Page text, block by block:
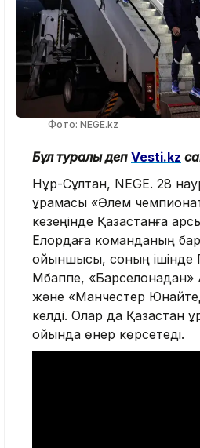
Фото: NEGE.kz
Бұл туралы деп Vesti.kz
Нұр-Сұлтан, NEGE. 28
құрамасы «Әлем
кезеңінде Қазақстанға
Елордаға команданың
ойыншысы, соның
Мбаппе, «Барселонадан»
және «Манчестер
келді. Олар да Қазақстан
ойында өнер көрсетеді.